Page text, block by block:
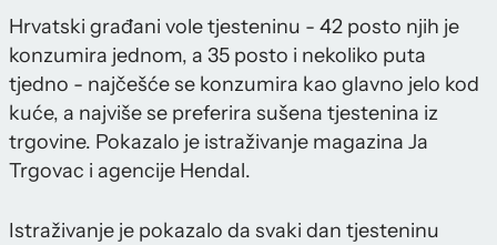
Hrvatski građani vole tjesteninu - 42 posto njih je
konzumira jednom, a 35 posto i nekoliko puta
tjedno - najčešće se konzumira kao glavno jelo kod
kuće, a najviše se preferira sušena tjestenina iz
trgovine. Pokazalo je istraživanje magazina Ja
Trgovac i agencije Hendal.
Istraživanje je pokazalo da svaki dan tjesteninu